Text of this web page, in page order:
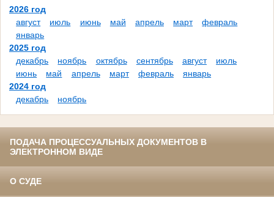
2026 год
август
июль июнь май апрель март
февраль
январь
2025 год
декабрь
ноябрь октябрь сентябрь август
июль
июнь
май апрель март февраль
январь
2024 год
декабрь
ноябрь
ПОДАЧА ПРОЦЕССУАЛЬНЫХ ДОКУМЕНТОВ В
ЭЛЕКТРОННОМ ВИДЕ
О СУДЕ